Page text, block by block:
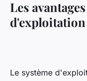
Les
Le système